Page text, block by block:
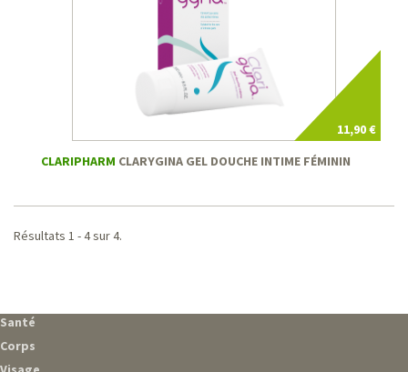
11,90 €
CLARIPHARM CLARYGINA GEL DOUCHE INTIME FÉMININ
Résultats 1 - 4 sur 4.
Santé
Corps